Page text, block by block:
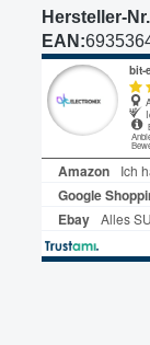
Hersteller-
EAN: